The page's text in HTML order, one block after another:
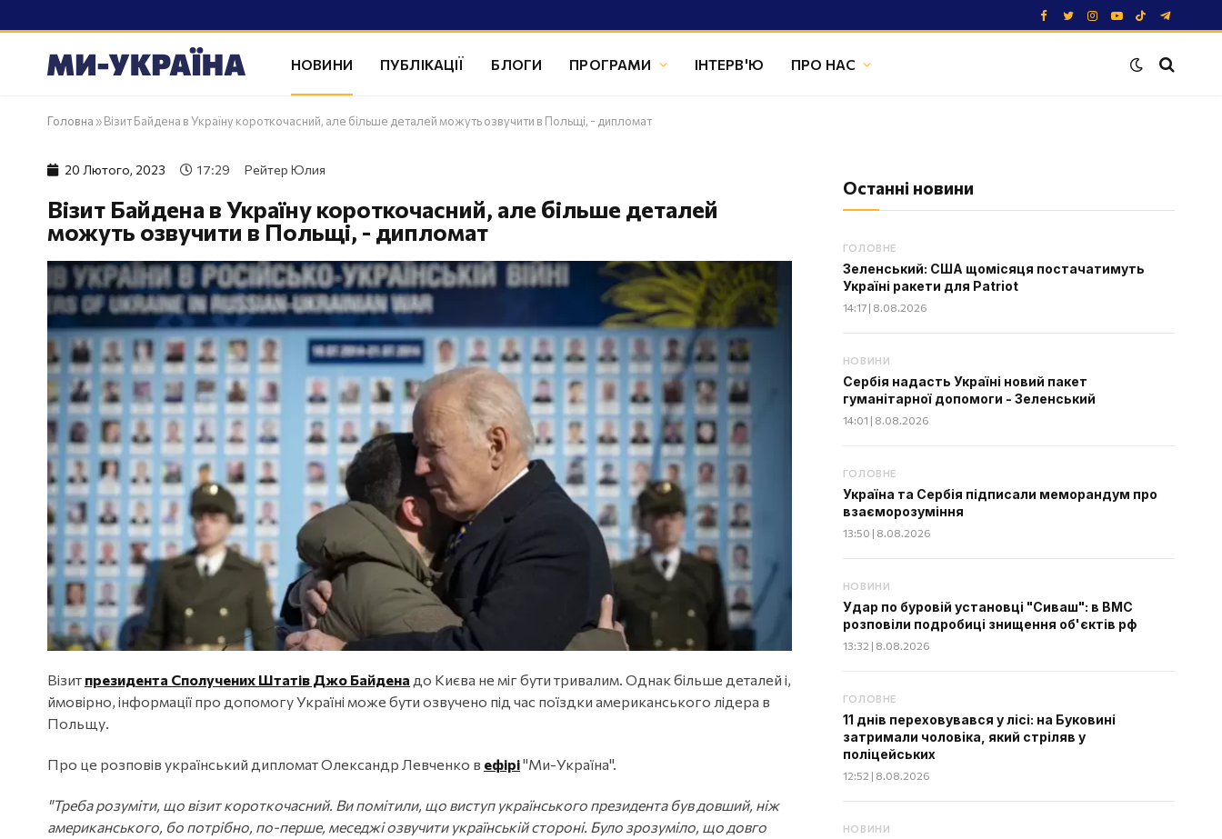
Facebook
TwitterInstagram
YouTube
TikTokTelegram
НОВИНИ ПУБЛІКАЦІЇ БЛОГИ ПРОГРАМИ ІНТЕРВ'Ю ПРО НАС
Головна »Візит Байдена в Україну короткочасний, але більше деталей можуть озвучити в Польщі, - дипломат
20 Лютого, 2023 17:29 Рейтер Юлия
Візит Байдена в Україну короткочасний, але більше деталей
можуть озвучити в Польщі, - дипломат
Візит президента Сполучених Штатів Джо Байдена до Києва не міг бути тривалим. Однак більше деталей і,
ймовірно, інформації про допомогу Україні може бути озвучено під час поїздки американського лідера в
Польщу.
Про це розповів український дипломат Олександр Левченко в ефірі"Ми-Україна".
"Треба розуміти, що візит короткочасний. Ви помітили, що виступ українського президента був довший, ніж
американського, бо потрібно, по-перше, меседжі озвучити українській стороні. Було зрозуміло, що довго
Останні новини
ГОЛОВНЕ
Зеленський: США щомісяця постачатимуть
Україні ракети для Patriot
14:17 | 8.08.2026
НОВИНИ
Сербія надасть Україні новий пакет
гуманітарної допомоги - Зеленський
14:01 | 8.08.2026
ГОЛОВНЕ
Україна та Сербія підписали меморандум про
взаєморозуміння
13:50 | 8.08.2026
НОВИНИ
Удар по буровій установці "Сиваш": в ВМС
розповіли подробиці знищення об'єктів рф
13:32 | 8.08.2026
ГОЛОВНЕ
11 днів переховувався у лісі: на Буковині
затримали чоловіка, який стріляв у
поліцейських
12:52 | 8.08.2026
НОВИНИ